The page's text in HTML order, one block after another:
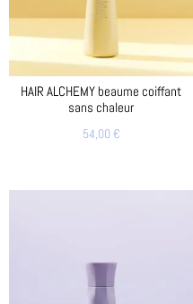
HAIR ALCHEMY beaume coiffant
sans chaleur
54,00 €